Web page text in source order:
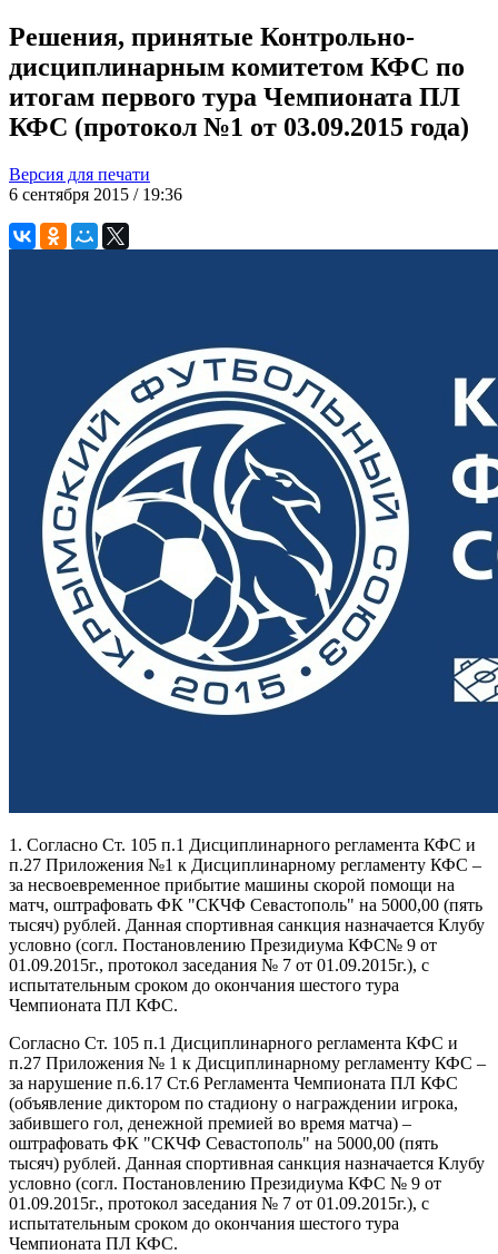
Решения, принятые Контрольно-
дисциплинарным комитетом КФС по
итогам первого тура Чемпионата ПЛ
КФС (протокол №1 от 03.09.2015 года)
Версия для печати
6 сентября 2015 / 19:36
1. Согласно Ст. 105 п.1 Дисциплинарного регламента КФС и
п.27 Приложения №1 к Дисциплинарному регламенту КФС –
за несвоевременное прибытие машины скорой помощи на
матч, оштрафовать ФК "СКЧФ Севастополь" на 5000,00 (пять
тысяч) рублей. Данная спортивная санкция назначается Клубу
условно (согл. Постановлению Президиума КФС№ 9 от
01.09.2015г., протокол заседания № 7 от 01.09.2015г.), с
испытательным сроком до окончания шестого тура
Чемпионата ПЛ КФС.
Согласно Ст. 105 п.1 Дисциплинарного регламента КФС и
п.27 Приложения № 1 к Дисциплинарному регламенту КФС –
за нарушение п.6.17 Ст.6 Регламента Чемпионата ПЛ КФС
(объявление диктором по стадиону о награждении игрока,
забившего гол, денежной премией во время матча) –
оштрафовать ФК "СКЧФ Севастополь" на 5000,00 (пять
тысяч) рублей. Данная спортивная санкция назначается Клубу
условно (согл. Постановлению Президиума КФС № 9 от
01.09.2015г., протокол заседания № 7 от 01.09.2015г.), с
испытательным сроком до окончания шестого тура
Чемпионата ПЛ КФС.